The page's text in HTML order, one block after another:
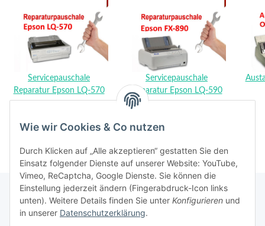
Servicepauschale
Reparatur Epson LQ-570
159,00 €*
Servicepauschale
Reparatur Epson LQ-590
158,00 €*
Rechtliches
Wie wir Cookies & Co nutzen
Durch Klicken auf „Alle akzeptieren“ gestatten Sie den
Einsatz folgender Dienste auf unserer Website: YouTube,
Vimeo, ReCaptcha, Google Dienste. Sie können die
Einstellung jederzeit ändern (Fingerabdruck-Icon links
unten). Weitere Details finden Sie unter Konfigurieren und
in unserer Datenschutzerklärung.